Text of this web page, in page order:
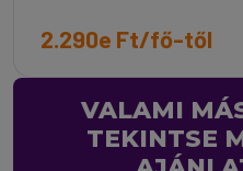
2.290e Ft/fő-től
VALAMI
TEKINTSE